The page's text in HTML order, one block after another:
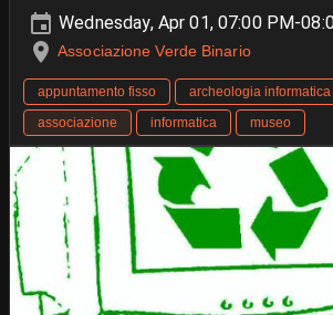
Wednesday, Apr 01, 07:00 PM-
Associazione Verde Binario
appuntamento fisso archeologia informatica
associazione
informatica museo